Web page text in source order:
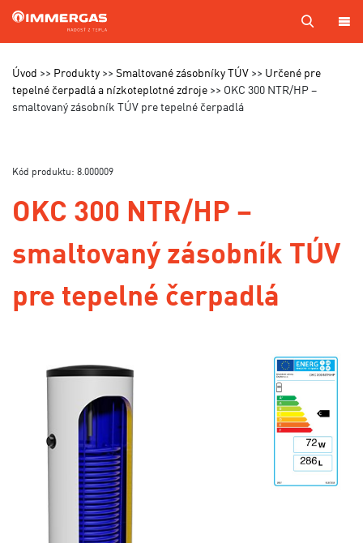
PRODUKTY
KOTOL
SERVIS
CENNÍKY
TECHNIKOV
VÝROBA
Úvod Produkty Smaltované zásobníky TÚV
Určené pre
tepelné čerpadlá a nízkoteplotné zdroje
OKC 300 NTR/HP –
smaltovaný zásobník TÚV pre tepelné čerpadlá
Kód produktu: 8.000009
OKC 300 NTR/HP –
smaltovaný zásobník TÚV
pre tepelné čerpadlá